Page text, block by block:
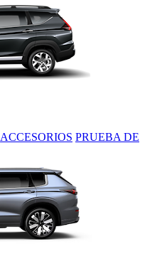
ACCESORIOS PRUEBA DE